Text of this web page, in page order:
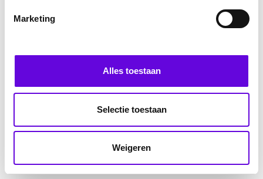
Marketing
Alles toestaan
Selectie toestaan
Weigeren